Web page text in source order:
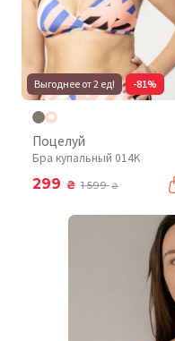
Выгоднее от 2 ед! -81%
Поцелуй
Бра купальный 014K
299 ₴ 1 599₴